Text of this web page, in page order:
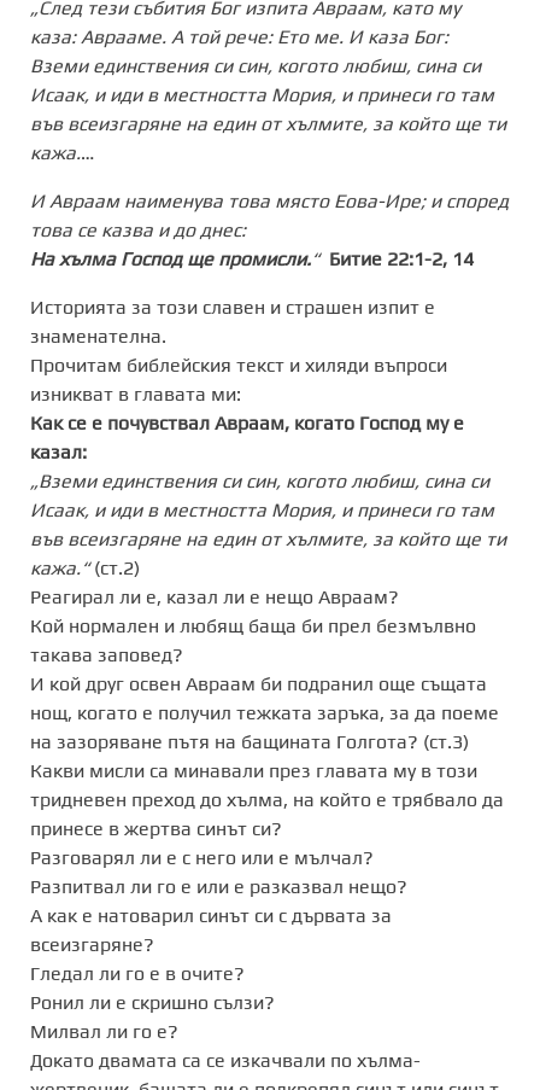
„След тези събития Бог изпита Авраам, като му
каза: Аврааме. А той рече: Ето ме. И каза Бог:
Вземи единствения си син, когото любиш, сина си
Исаак, и иди в местността Мория, и принеси го там
във всеизгаряне на един от хълмите, за който ще ти
кажа.…
И Авраам наименува това място Еова-Ире; и според
това се казва и до днес:
На хълма Господ ще промисли.“ Битие 22:1-2, 14
Историята за този славен и страшен изпит е
знаменателна.
Прочитам библейския текст и хиляди въпроси
изникват в главата ми:
Как се е почувствал Авраам, когато Господ му е
казал:
„Вземи единствения си син, когото любиш, сина си
Исаак, и иди в местността Мория, и принеси го там
във всеизгаряне на един от хълмите, за който ще ти
кажа.“(ст.2)
Реагирал ли е, казал ли е нещо Авраам?
Кой нормален и любящ баща би прел безмълвно
такава заповед?
И кой друг освен Авраам би подранил още същата
нощ, когато е получил тежката заръка, за да поеме
на зазоряване пътя на бащината Голгота? (ст.3)
Какви мисли са минавали през главата му в този
тридневен преход до хълма, на който е трябвало да
принесе в жертва синът си?
Разговарял ли е с него или е мълчал?
Разпитвал ли го е или е разказвал нещо?
А как е натоварил синът си с дървата за
всеизгаряне?
Гледал ли го е в очите?
Ронил ли е скришно сълзи?
Милвал ли го е?
Докато двамата са се изкачвали по хълма-